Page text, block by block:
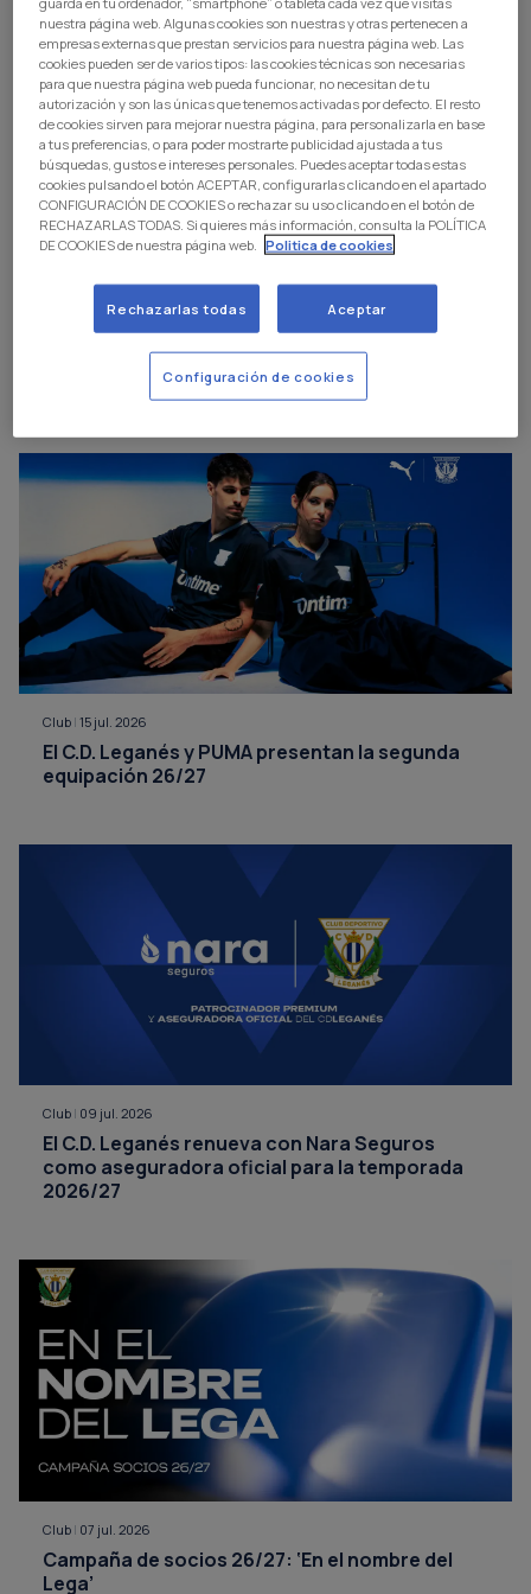
15 jul. 2026
La saga de los Merino también hace historia
en el Mundial con ADN pepinero
Club | 15 jul. 2026
El C.D. Leganés y PUMA presentan la segunda
equipación 26/27
Club | 09 jul. 2026
El C.D. Leganés renueva con Nara Seguros
como aseguradora oficial para la temporada
2026/27
Club | 07 jul. 2026
Campaña de socios 26/27: ‘En el nombre del
Lega’
nuestra página web. Algunas cookies son nuestras y otras pertenecen a
empresas externas que prestan servicios para nuestra página web. Las
cookies pueden ser de varios tipos: las cookies técnicas son necesarias
para que nuestra página web pueda funcionar, no necesitan de tu
autorización y son las únicas que tenemos activadas por defecto. El resto
de cookies sirven para mejorar nuestra página, para personalizarla en base
a tus preferencias, o para poder mostrarte publicidad ajustada a tus
búsquedas, gustos e intereses personales. Puedes aceptar todas estas
cookies pulsando el botón ACEPTAR, configurarlas clicando en el apartado
CONFIGURACIÓN DE COOKIES o rechazar su uso clicando en el botón de
RECHAZARLAS TODAS. Si quieres más información, consulta la POLÍTICA
DE COOKIES de nuestra página web.
Politica de cookies
Rechazarlas todas Aceptar
Configuración de cookies